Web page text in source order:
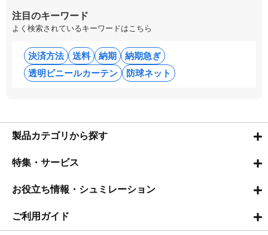
注目のキーワード
よく検索されているキーワードはこちら
決済方法 送料 納期
納期急ぎ
透明ビニールカーテン
防球ネット
製品カテゴリから探す
特集・サービス
お役立ち情報・シュミレーション
ご利用ガイド